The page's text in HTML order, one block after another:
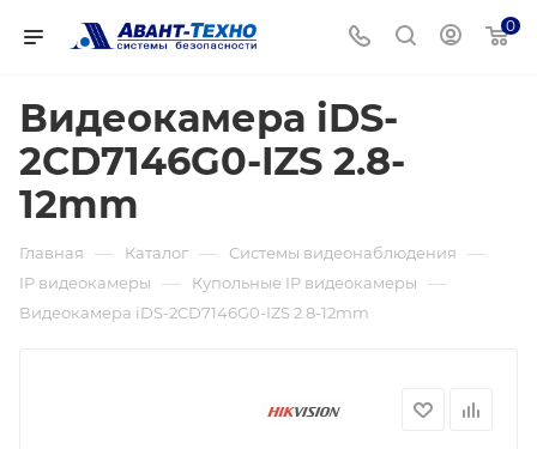
0
Видеокамера iDS-
2CD7146G0-IZS 2.8-
12mm
Главная — Каталог — Системы видеонаблюдения —
IP видеокамеры — Купольные IP видеокамеры —
Видеокамера iDS-2CD7146G0-IZS 2.8-12mm